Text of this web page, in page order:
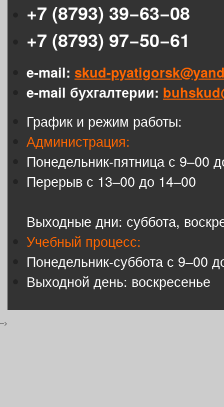
+7 (8793) 39−63−08
+7 (8793) 97−50−61
e-mail: skud-
e-mail бухгалтерии:
График и режим работы:
Администрация:
Понедельник-пятница с 9–00
Перерыв с 13–00 до 14–00
Выходные дни: суббота,
Учебный процесс:
Понедельник-суббота с 9–00
Выходной день: воскресенье
-->